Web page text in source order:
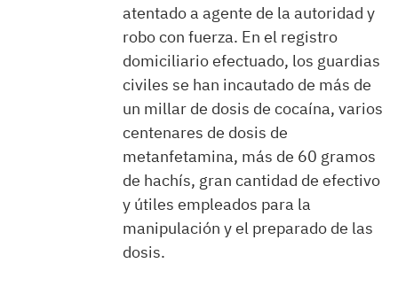
atentado a agente de la autoridad y
robo con fuerza. En el registro
domiciliario efectuado, los guardias
civiles se han incautado de más de
un millar de dosis de cocaína, varios
centenares de dosis de
metanfetamina, más de 60 gramos
de hachís, gran cantidad de efectivo
y útiles empleados para la
manipulación y el preparado de las
dosis.